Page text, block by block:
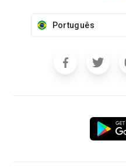
Português